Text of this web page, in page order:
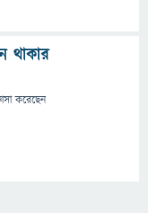
থাকার
করেছেন